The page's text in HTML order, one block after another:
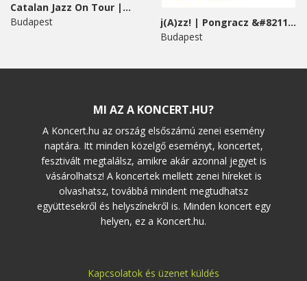
Catalan Jazz On Tour |...
Budapest
j(A)zz! | Pongracz &#8211;...
Budapest
MI AZ A KONCERT.HU?
A Koncert.hu az ország elsőszámú zenei esemény
naptára. Itt minden közelgő eseményt, koncertet,
fesztivált megtalálsz, amikre akár azonnal jegyet is
vásárolhatsz! A koncertek mellett zenei híreket is
olvashatsz, továbbá mindent megtudhatsz
együttesekről és helyszínekről is. Minden koncert egy
helyen, ez a Koncert.hu.
Kapcsolatok és üzenet küldés